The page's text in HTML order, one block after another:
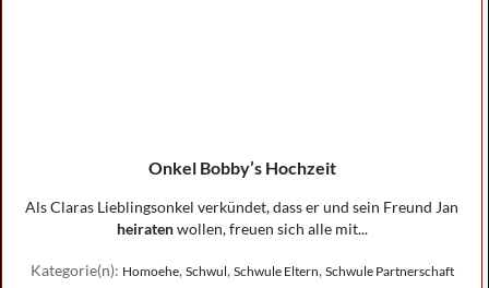
Onkel Bobby’s Hochzeit
Als Claras Lieblingsonkel verkündet, dass er und sein Freund Jan
heiratenwollen, freuen sich alle mit...
Kategorie(n): Homoehe, Schwul, Schwule Eltern, Schwule Partnerschaft